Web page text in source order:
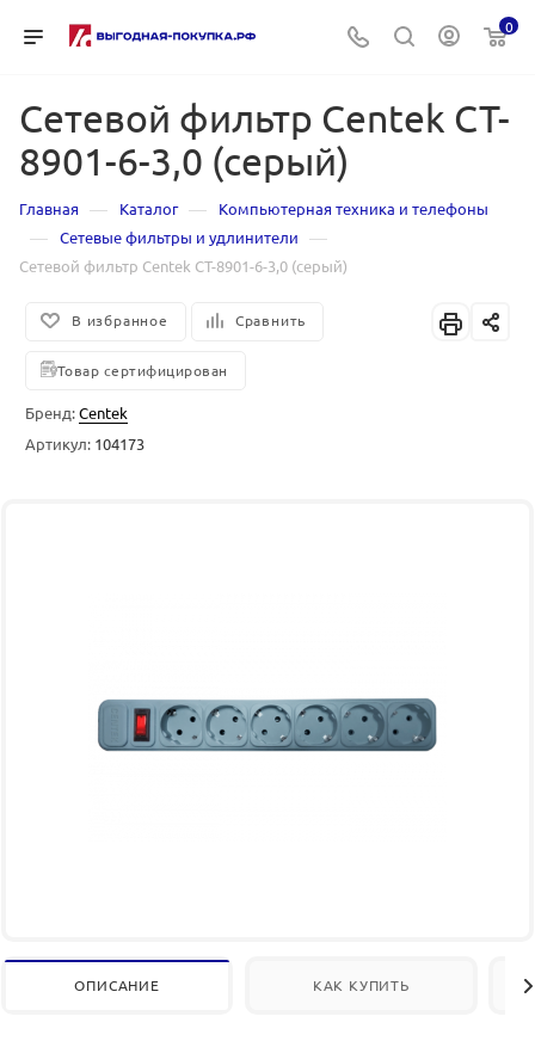
0
Сетевой фильтр Centek CT-
8901-6-3,0 (серый)
Главная — Каталог — Компьютерная техника и телефоны
— Сетевые фильтры и удлинители —
Сетевой фильтр Centek CT-8901-6-3,0 (серый)
В избранное Сравнить
Товар сертифицирован
Бренд:Centek
Артикул: 104173
ОПИСАНИЕ КАК КУПИТЬ